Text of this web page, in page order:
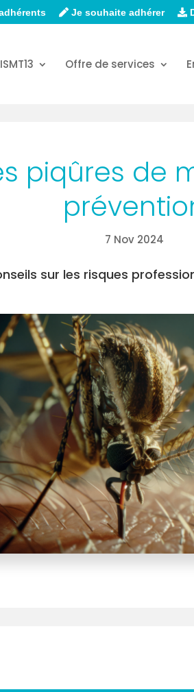
Je souhaite adhérer
Offre de services
piqûres de
7 Nov 2024
sur les risques